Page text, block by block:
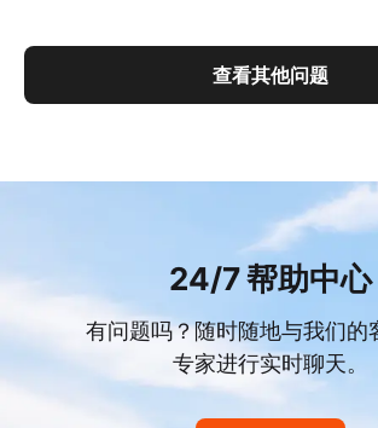
查看其他问题
24/7 帮助中心
有问题吗？随时随地与我们的
专家进行实时聊天。